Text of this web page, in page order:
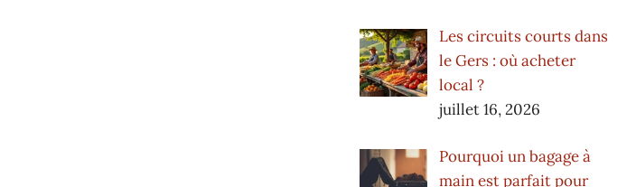
Les circuits courts dans
le Gers : où acheter
local ?
juillet 16, 2026
Pourquoi un bagage à
main est parfait pour